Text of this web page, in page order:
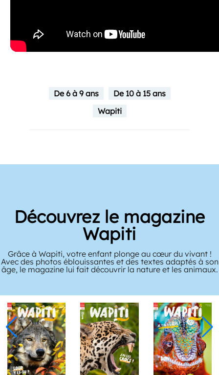
De 6 à 9 ans
De 10 à 15 ans
Wapiti
Découvrez le magazine
Wapiti
Grâce à Wapiti, votre enfant plonge au cœur du vivant !
Avec des photos éblouissantes et des textes adaptés à son
âge, le magazine lui fait découvrir la nature et les animaux.